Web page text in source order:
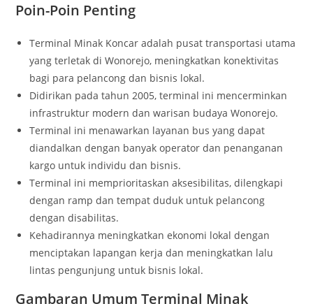
Poin-Poin Penting
Terminal Minak Koncar adalah pusat transportasi utama
yang terletak di Wonorejo, meningkatkan konektivitas
bagi para pelancong dan bisnis lokal.
Didirikan pada tahun 2005, terminal ini mencerminkan
infrastruktur modern dan warisan budaya Wonorejo.
Terminal ini menawarkan layanan bus yang dapat
diandalkan dengan banyak operator dan penanganan
kargo untuk individu dan bisnis.
Terminal ini memprioritaskan aksesibilitas, dilengkapi
dengan ramp dan tempat duduk untuk pelancong
dengan disabilitas.
Kehadirannya meningkatkan ekonomi lokal dengan
menciptakan lapangan kerja dan meningkatkan lalu
lintas pengunjung untuk bisnis lokal.
Gambaran Umum Terminal Minak